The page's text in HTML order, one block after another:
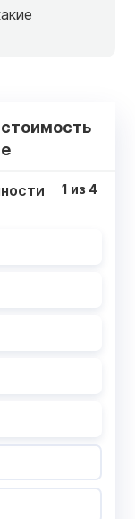
1 из 4